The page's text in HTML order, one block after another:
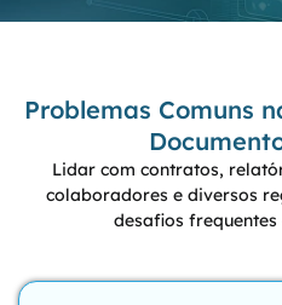
Problemas Comuns
Lidar com contratos,
colaboradores e diversos
desafios frequentes